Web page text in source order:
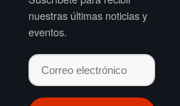
nuestras últimas noticias y
eventos.